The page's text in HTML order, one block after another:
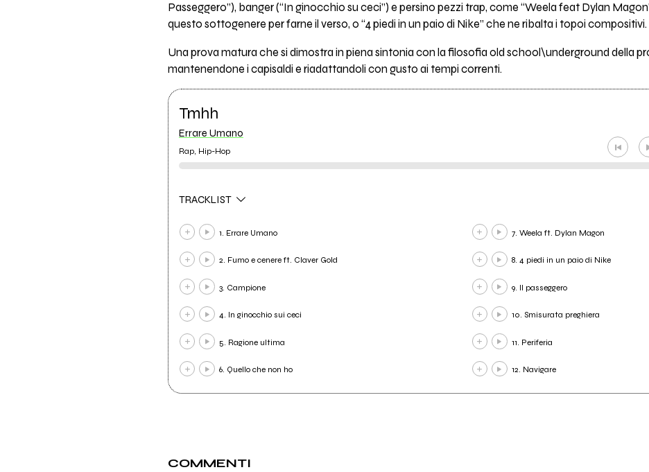
Passeggero”), banger (“In ginocchio su ceci”) e persino pezzi trap, come “Weela feat Dylan
questo sottogenere per farne il verso, o “4 piedi in un paio di Nike” che ne ribalta i topoi compositivi.
Una prova matura che si dimostra in piena sintonia con la filosofia old school\underground della
mantenendone i capisaldi e riadattandoli con gusto ai tempi correnti.
Tmhh
Errare Umano
Rap, Hip-Hop
TRACKLIST
1. Errare Umano
2. Fumo e cenere ft. Claver Gold
3. Campione
4. In ginocchio sui ceci
5. Ragione ultima
6. Quello che non ho
7. Weela ft. Dylan Magon
8. 4 piedi in un paio di Nike
9. Il passeggero
10. Smisurata preghiera
11. Periferia
12. Navigare
COMMENTI